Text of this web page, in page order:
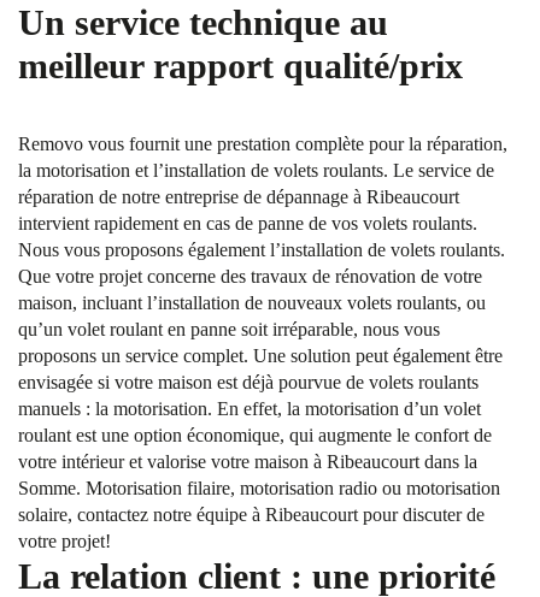
Un service technique au
meilleur rapport qualité/prix
Removo vous fournit une prestation complète pour la réparation,
la motorisation et l’installation de volets roulants. Le service de
réparation de notre entreprise de dépannage à Ribeaucourt
intervient rapidement en cas de panne de vos volets roulants.
Nous vous proposons également l’installation de volets roulants.
Que votre projet concerne des travaux de rénovation de votre
maison, incluant l’installation de nouveaux volets roulants, ou
qu’un volet roulant en panne soit irréparable, nous vous
proposons un service complet. Une solution peut également être
envisagée si votre maison est déjà pourvue de volets roulants
manuels : la motorisation. En effet, la motorisation d’un volet
roulant est une option économique, qui augmente le confort de
votre intérieur et valorise votre maison à Ribeaucourt dans la
Somme. Motorisation filaire, motorisation radio ou motorisation
solaire, contactez notre équipe à Ribeaucourt pour discuter de
votre projet!
La relation client : une priorité